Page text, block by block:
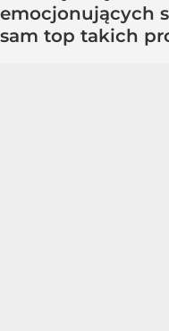
emocjonujących
sam top takich